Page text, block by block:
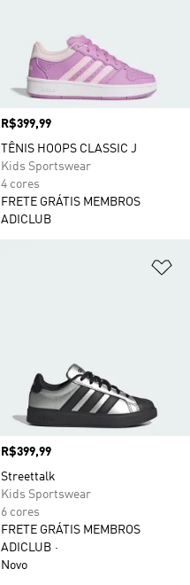
Preço
R$399,99
TÊNIS HOOPS CLASSIC J
Kids Sportswear
4 cores
FRETE GRÁTIS MEMBROS
ADICLUB
Preço
R$399,99
Streettalk
Kids Sportswear
6 cores
FRETE GRÁTIS MEMBROS
ADICLUB
Novo